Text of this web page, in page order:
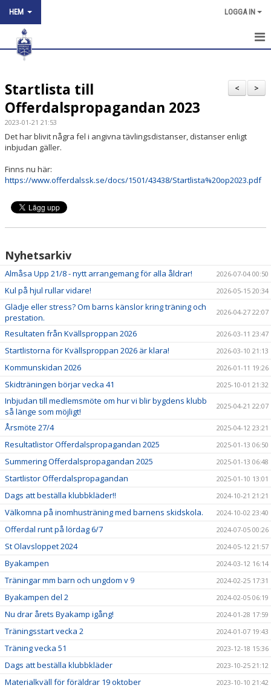
HEM LOGGA IN
HEM
NYHETER
OM KLUBBEN
KONTAKT
KÖP SPÅRKORT
>
<
Startlista till
Offerdalspropagandan 2023
2023-01-21 21:53
Det har blivit några fel i angivna tävlingsdistanser, distanser enligt
inbjudan gäller.
Finns nu här:
https://www.offerdalssk.se/docs/1501/43438/Startlista%20op2023.pdf
Nyhetsarkiv
Almåsa Upp 21/8 - nytt arrangemang för alla åldrar! 2026-07-04 00:50
Kul på hjul rullar vidare! 2026-05-15 20:34
Glädje eller stress? Om barns känslor kring träning och
prestation.
2026-04-27 22:07
Resultaten från Kvällsproppan 2026 2026-03-11 23:47
Startlistorna för Kvällsproppan 2026 är klara! 2026-03-10 21:13
Kommunskidan 2026 2026-01-11 19:26
Skidträningen börjar vecka 41 2025-10-01 21:32
Inbjudan till medlemsmöte om hur vi blir bygdens klubb
så länge som möjligt!
2025-04-21 22:07
Årsmöte 27/4 2025-04-12 23:21
Resultatlistor Offerdalspropagandan 2025 2025-01-13 06:50
Summering Offerdalspropagandan 2025 2025-01-13 06:48
Startlistor Offerdalspropagandan 2025-01-10 13:01
Dags att beställa klubbkläder!! 2024-10-21 21:21
Välkomna på inomhusträning med barnens skidskola. 2024-10-02 23:40
Offerdal runt på lördag 6/7 2024-07-05 00:26
St Olavsloppet 2024 2024-05-12 21:57
Byakampen 2024-03-12 16:14
Träningar mm barn och ungdom v 9 2024-02-25 17:31
Byakampen del 2 2024-02-05 06:19
Nu drar årets Byakamp igång! 2024-01-28 17:59
Träningsstart vecka 2 2024-01-07 19:43
Träning vecka 51 2023-12-18 15:36
Dags att beställa klubbkläder 2023-10-25 21:12
Materialkväll för föräldrar 19 oktober 2023-10-10 21:42